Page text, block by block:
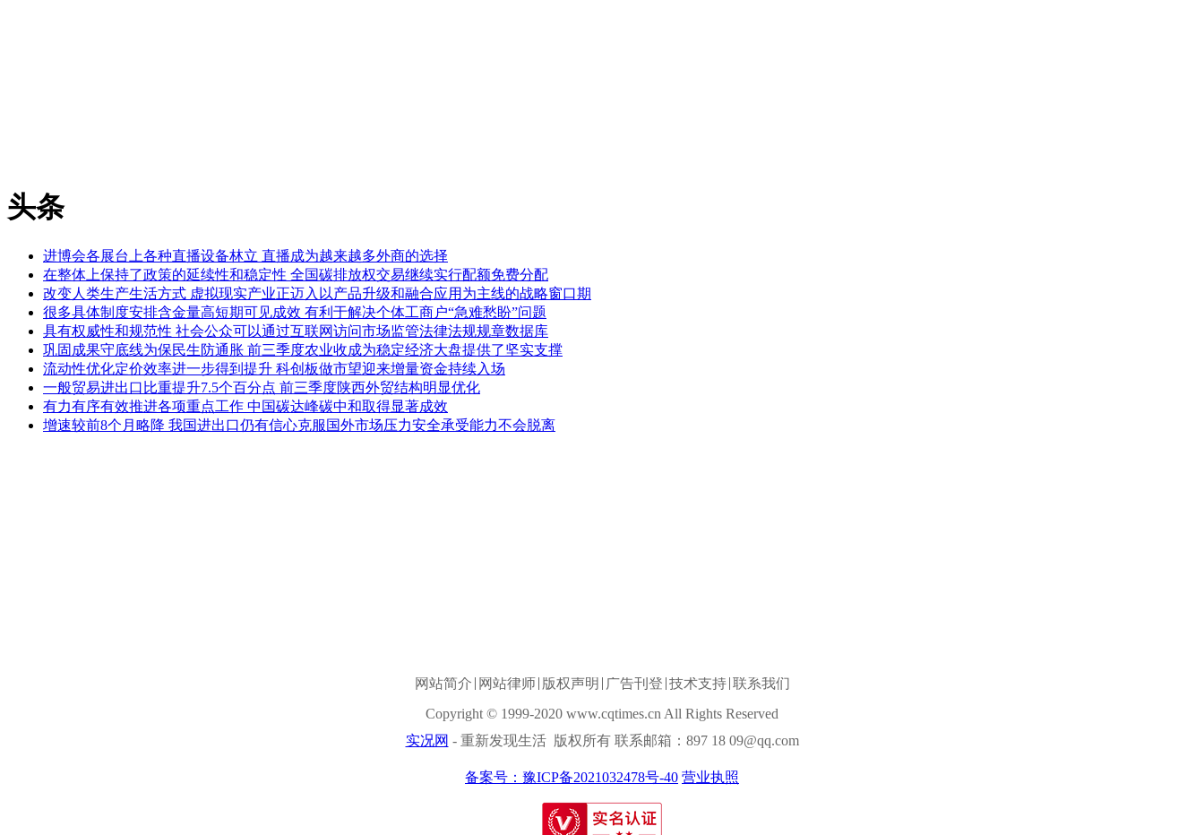
头条
进博会各展台上各种直播设备林立 直播成为越来越多外商的选择
在整体上保持了政策的延续性和稳定性 全国碳排放权交易继续实行配额免费分配
改变人类生产生活方式 虚拟现实产业正迈入以产品升级和融合应用为主线的战略窗口期
很多具体制度安排含金量高短期可见成效 有利于解决个体工商户“急难愁盼”问题
具有权威性和规范性 社会公众可以通过互联网访问市场监管法律法规规章数据库
巩固成果守底线为保民生防通胀 前三季度农业收成为稳定经济大盘提供了坚实支撑
流动性优化定价效率进一步得到提升 科创板做市望迎来增量资金持续入场
一般贸易进出口比重提升7.5个百分点 前三季度陕西外贸结构明显优化
有力有序有效推进各项重点工作 中国碳达峰碳中和取得显著成效
增速较前8个月略降 我国进出口仍有信心克服国外市场压力安全承受能力不会脱离
网站简介 网站律师 版权声明 广告刊登 技术支持 联系我们
Copyright © 1999-2020 www.cqtimes.cn All Rights Reserved
实况网 - 重新发现生活 版权所有 联系邮箱：897 18 09@qq.com
备案号：豫ICP备2021032478号-40 营业执照